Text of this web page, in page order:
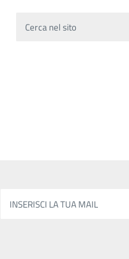
Cerca nel sito
INSERISCI LA TUA MAIL